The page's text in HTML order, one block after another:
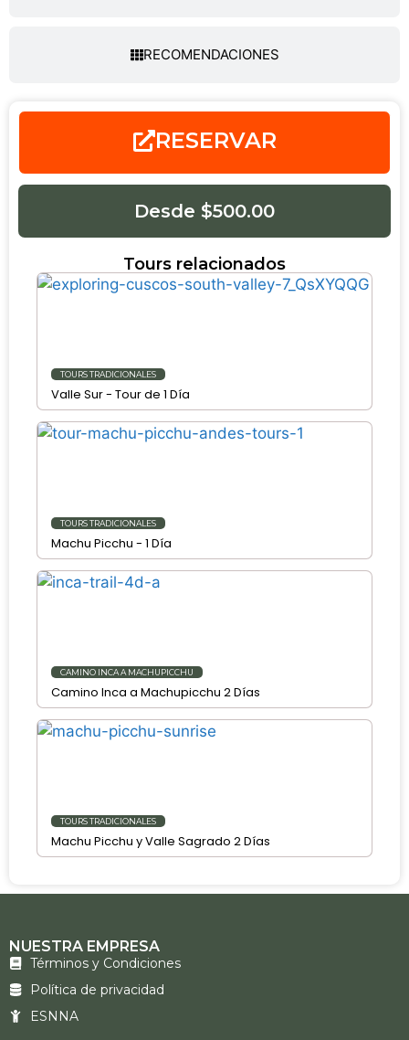
RECOMENDACIONES
RESERVAR
Desde $500.00
Tours relacionados
TOURS TRADICIONALES
Valle Sur - Tour de 1 Día
TOURS TRADICIONALES
Machu Picchu - 1 Día
CAMINO INCA A MACHUPICCHU
Camino Inca a Machupicchu 2 Días
TOURS TRADICIONALES
Machu Picchu y Valle Sagrado 2 Días
NUESTRA EMPRESA
Términos y Condiciones
Política de privacidad
ESNNA